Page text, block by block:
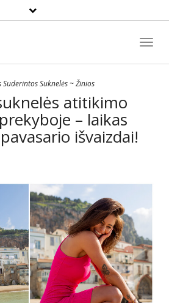
Paieška
Suderintos Suknelės~Žinios
atitikimo
– laikas
išvaizdai!